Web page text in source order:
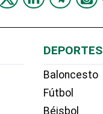
DEPORTES
Baloncesto
Fútbol
Béisbol